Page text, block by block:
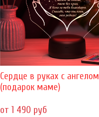
Сердце в руках с ангелом
(подарок маме)
от 1 490 руб